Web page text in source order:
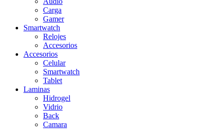
Carga
Gamer
Smartwatch
Relojes
Accesorios
Accesorios
Celular
Smartwatch
Tablet
Laminas
Hidrogel
Vidrio
Back
Camara